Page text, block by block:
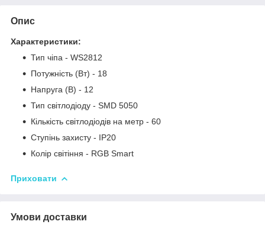
Опис
Характеристики:
Тип чіпа - WS2812
Потужність (Вт) - 18
Напруга (В) - 12
Тип світлодіоду - SMD 5050
Кількість світлодіодів на метр - 60
Ступінь захисту - IP20
Колір світіння - RGB Smart
Приховати
Умови доставки